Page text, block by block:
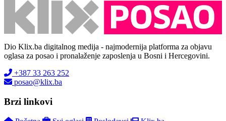
Dio Klix.ba digitalnog medija - najmodernija platforma za objavu
oglasa za posao i pronalaženje zaposlenja u Bosni i Hercegovini.
+387 33 263 252
posao@klix.ba
Brzi linkovi